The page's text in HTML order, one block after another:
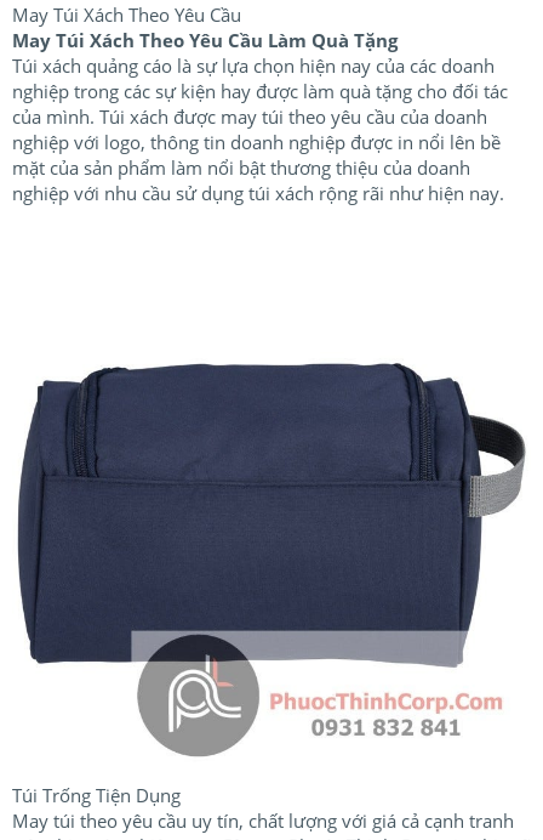
May Túi Xách Theo Yêu Cầu
May Túi Xách Theo Yêu Cầu Làm Quà Tặng
Túi xách quảng cáo là sự lựa chọn hiện nay của các doanh
nghiệp trong các sự kiện hay được làm quà tặng cho đối tác
của mình. Túi xách được may túi theo yêu cầu của doanh
nghiệp với logo, thông tin doanh nghiệp được in nổi lên bề
mặt của sản phẩm làm nổi bật thương thiệu của doanh
nghiệp với nhu cầu sử dụng túi xách rộng rãi như hiện nay.
Túi Trống Tiện Dụng
May túi theo yêu cầu uy tín, chất lượng với giá cả cạnh tranh